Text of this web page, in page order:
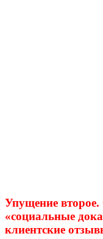
Упущение второе.
«социальные
клиентские